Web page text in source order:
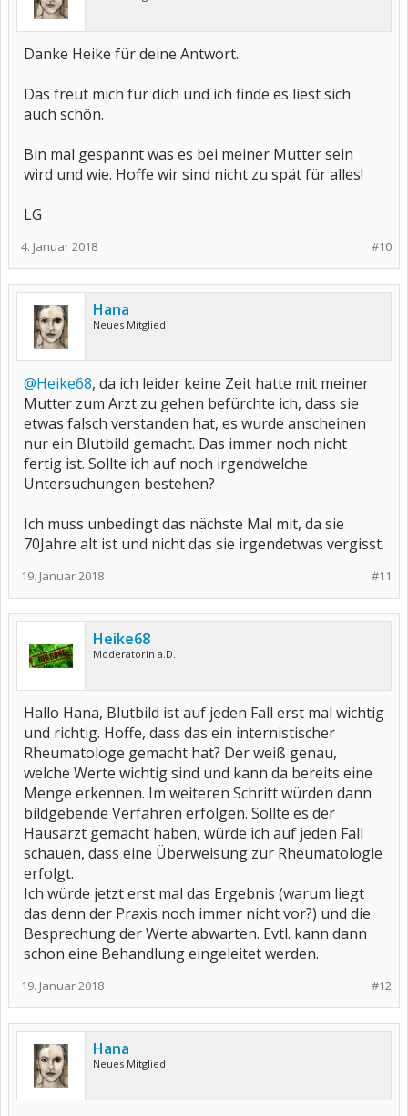
Danke Heike für deine Antwort.
Das freut mich für dich und ich finde es liest sich
auch schön.
Bin mal gespannt was es bei meiner Mutter sein
wird und wie. Hoffe wir sind nicht zu spät für alles!
LG
#10
4. Januar 2018
Hana
Neues Mitglied
@Heike68, da ich leider keine Zeit hatte mit meiner
Mutter zum Arzt zu gehen befürchte ich, dass sie
etwas falsch verstanden hat, es wurde anscheinen
nur ein Blutbild gemacht. Das immer noch nicht
fertig ist. Sollte ich auf noch irgendwelche
Untersuchungen bestehen?
Ich muss unbedingt das nächste Mal mit, da sie
70Jahre alt ist und nicht das sie irgendetwas vergisst.
#11
19. Januar 2018
Heike68
Moderatorin a.D.
Hallo Hana, Blutbild ist auf jeden Fall erst mal wichtig
und richtig. Hoffe, dass das ein internistischer
Rheumatologe gemacht hat? Der weiß genau,
welche Werte wichtig sind und kann da bereits eine
Menge erkennen. Im weiteren Schritt würden dann
bildgebende Verfahren erfolgen. Sollte es der
Hausarzt gemacht haben, würde ich auf jeden Fall
schauen, dass eine Überweisung zur Rheumatologie
erfolgt.
Ich würde jetzt erst mal das Ergebnis (warum liegt
das denn der Praxis noch immer nicht vor?) und die
Besprechung der Werte abwarten. Evtl. kann dann
schon eine Behandlung eingeleitet werden.
#12
19. Januar 2018
Hana
Neues Mitglied